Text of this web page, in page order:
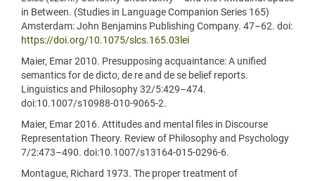
in Between. (Studies in Language Companion Series 165)
Amsterdam: John Benjamins Publishing Company. 47–62. doi:
https://doi.org/10.1075/slcs.165.03lei
Maier, Emar 2010. Presupposing acquaintance: A unified
semantics for de dicto, de re and de se belief reports.
Linguistics and Philosophy 32/5:429–474.
doi:10.1007/s10988-010-9065-2.
Maier, Emar 2016. Attitudes and mental files in Discourse
Representation Theory. Review of Philosophy and Psychology
7/2:473–490. doi:10.1007/s13164-015-0296-6.
Montague, Richard 1973. The proper treatment of